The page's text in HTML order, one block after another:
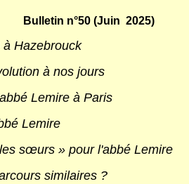
Bulletin n°50 (Juin 2025)
Hazebrouck
à nos jours
Lemire à Paris
Lemire
sœurs » pour l'abbé Lemire
similaires ?